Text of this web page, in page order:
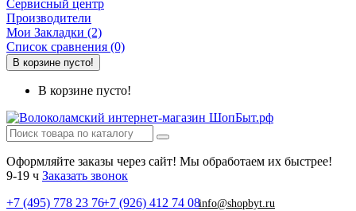
Сервисный центр
Производители
Мои Закладки (2)
Список сравнения (0)
В корзине пусто!
В корзине пусто!
Оформляйте заказы через сайт! Мы обработаем их быстрее!
9-19 ч Заказать звонок
+7 (495) 778 23 76+7 (926) 412 74 08info@shopbyt.ru